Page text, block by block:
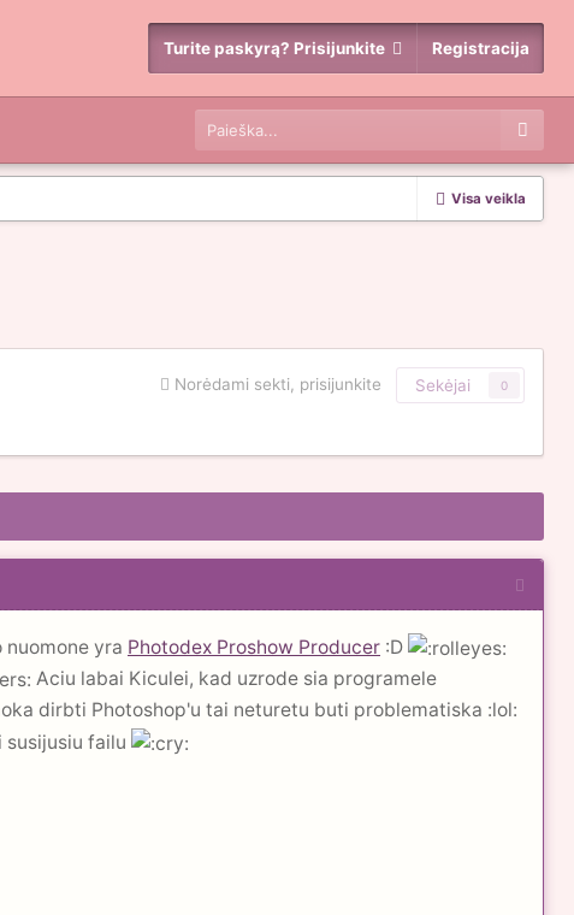
Turite paskyrą? Prisijunkite Registracija
Visa veikla
Norėdami sekti, prisijunkite Sekėjai 0
yra Photodex Proshow Producer :D
Aciu labai Kiculei, kad uzrode sia programele
dirbti Photoshop'u tai neturetu buti problematiska :lol:
susijusiu failu